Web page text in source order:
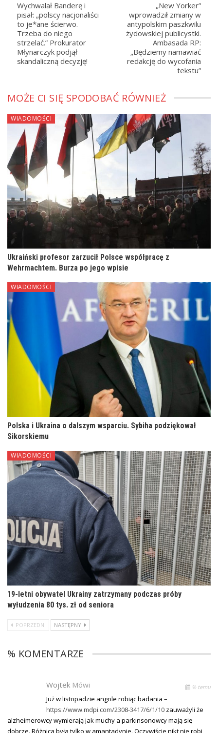
Wychwalał Banderę i
pisał: „polscy nacjonaliści
to je*ane ścierwo.
Trzeba do niego
strzelać.” Prokurator
Młynarczyk podjął
skandaliczną decyzję!
„New Yorker”
wprowadził zmiany w
antypolskim paszkwilu
żydowskiej publicystki.
Ambasada RP:
„Będziemy namawiać
redakcję do wycofania
tekstu”
MOŻE CI SIĘ SPODOBAĆ RÓWNIEŻ
WIADOMOŚCI
Ukraiński profesor zarzucił Polsce współpracę z
Wehrmachtem. Burza po jego wpisie
WIADOMOŚCI
Polska i Ukraina o dalszym wsparciu. Sybiha podziękował
Sikorskiemu
WIADOMOŚCI
19-letni obywatel Ukrainy zatrzymany podczas próby
wyłudzenia 80 tys. zł od seniora
POPRZEDNI NASTĘPNY
% KOMENTARZE
Wojtek Mówi % temu
Już w listopadzie angole robiąc badania –
https://www.mdpi.com/2308-3417/6/1/10 zauważyli że
alzheimerowcy wymierają jak muchy a parkinsonowcy mają się
dobrze. Różnica była tylko w amantadynie. Oczywiście nikt nie robi